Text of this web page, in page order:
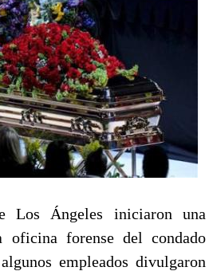
Los Ángeles iniciaron una
oficina forense del condado
empleados divulgaron